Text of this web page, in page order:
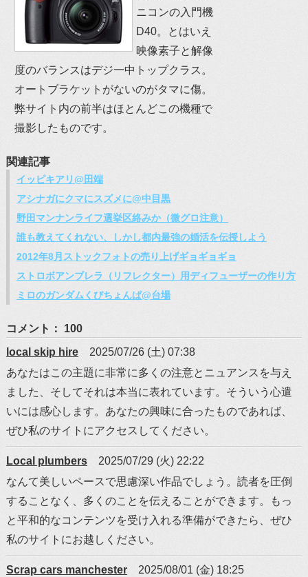
ニコンの入門機
D40。とはいえ
映像素子と解像
度のバランスはデジ一中トップクラス。
オートブラケットがないのがタマに傷。
弊サイト内の前半はほとんどこの機種で
撮影したものです。
関連記事
イッピキアリ@田端
アシナガにクマにスズメに@中目黒
野田マンナンライフ選挙区絡みか（微グロ注意）
誰も教えてくれない、しかし都内最強の婚活を伝授しよう
2012年8月ストックフォトの売り上げギョギョギョ
ストロボアンブレラ（リフレクター）用ディフューザーの作り方
ミロのガンダムくびちょんぱ@台場
コメント： 100
local skip hire
2025/07/26 (土) 07:38
あなたはこの主題に非常に多くの注意とニュアンスを与え
ました、そしてそれは本当に表れています。そういう心遣
いには感心します。あなたの興味に合ったものであれば、
ぜひ私のサイトにアクセスしてください。
Local plumbers
2025/07/29 (火) 22:22
なんて美しいペースで思慮深い作品でしょう。読者を圧倒
することなく、多くのことを伝えることができます。もっ
と平和的なコンテンツを受け入れる準備ができたら、ぜひ
私のサイトにお越しください。
Scrap cars manchester
2025/08/01 (金) 18:25